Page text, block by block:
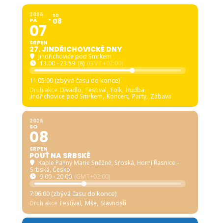
2026
PÁ
07
SRPEN
SO
08
27. JINDŘICHOVICKÉ DNY
Jindřichovice pod Smrkem
13.00 - 23.59 (8) (GMT+02:00)
11:04:59 (zbývá času do konce)
Druh akce Divadlo, Festival, Folk, Hudba,
Jindřichovice pod Smrkem, Koncert, Party, Zábava
2026
SO
08
SRPEN
POUŤ NA SRBSKÉ
Kaple Panny Marie Sněžné, Srbská, Horní Řasnice -
Srbská, Česko
9.00 - 20.00 (GMT+02:00)
7:05:59 (zbývá času do konce)
Druh akce Festival, Mše, Slavnosti